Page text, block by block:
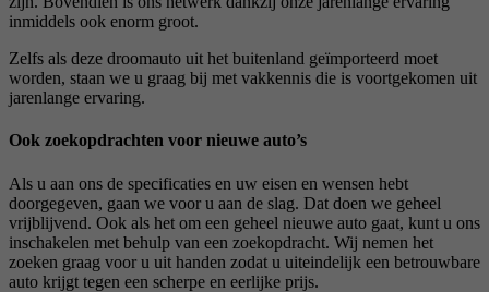
inmiddels ook enorm groot.
Zelfs als deze droomauto uit het buitenland geïmporteerd moet
worden, staan we u graag bij met vakkennis die is voortgekomen uit
jarenlange ervaring.
Ook zoekopdrachten voor nieuwe auto’s
Als u aan ons de specificaties en uw eisen en wensen hebt
doorgegeven, gaan we voor u aan de slag. Dat doen we geheel
vrijblijvend. Ook als het om een geheel nieuwe auto gaat, kunt u ons
inschakelen met behulp van een zoekopdracht. Wij nemen het
zoeken graag voor u uit handen zodat u uiteindelijk een betrouwbare
auto krijgt tegen een scherpe en eerlijke prijs.